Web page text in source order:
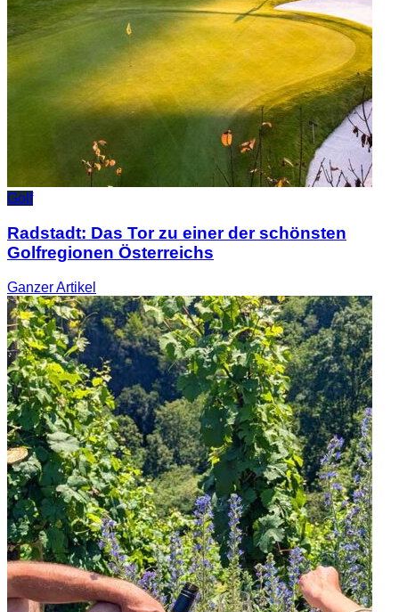
Golf
Radstadt: Das Tor zu einer der schönsten
Golfregionen Österreichs
GanzerArtikel